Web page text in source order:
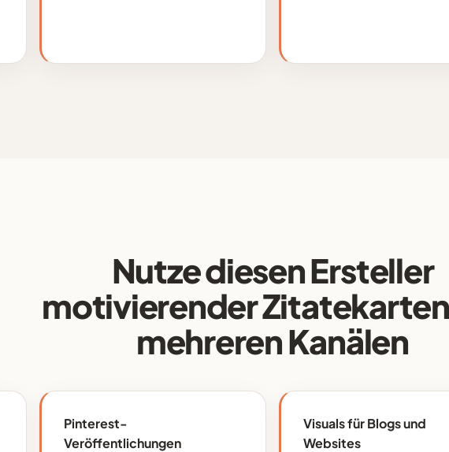
Nutze diesen Ersteller
motivierender
mehreren Kanälen
Pinterest-
Veröffentlichungen
Visuals für Blogs und
Websites